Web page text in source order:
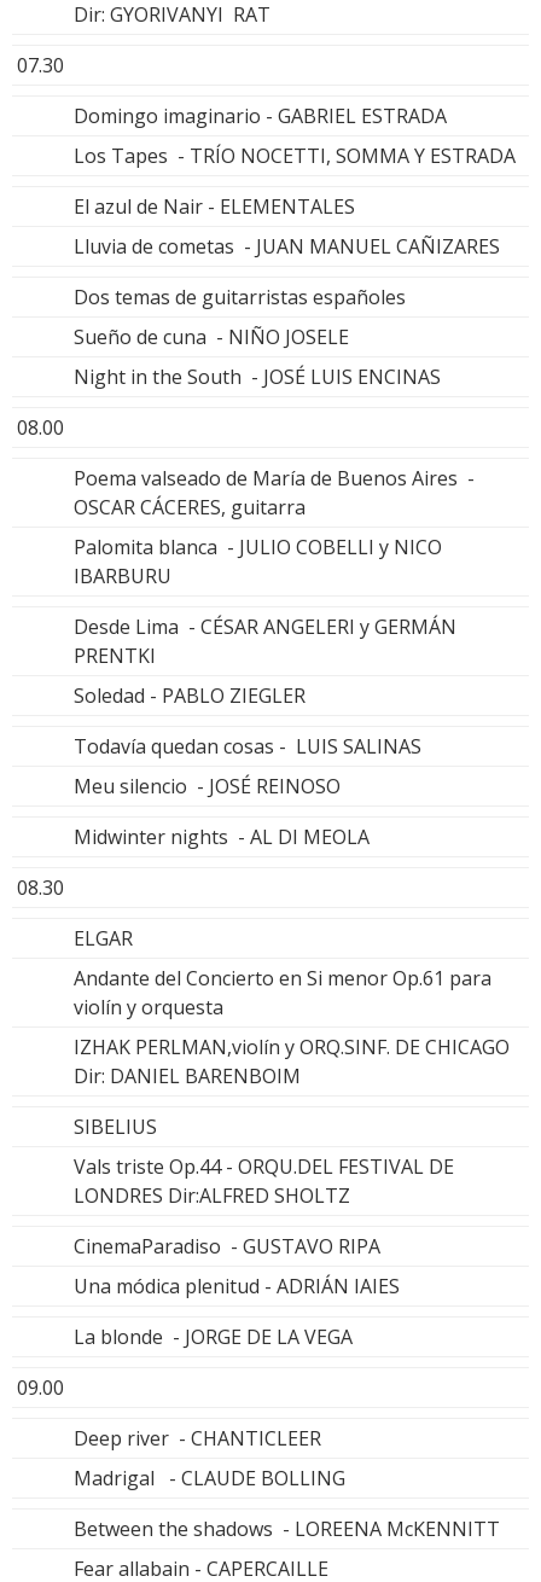
Dir: GYORIVANYI RAT
07.30
Domingo imaginario - GABRIEL ESTRADA
Los Tapes - TRÍO NOCETTI, SOMMA Y ESTRADA
El azul de Nair - ELEMENTALES
Lluvia de cometas - JUAN MANUEL CAÑIZARES
Dos temas de guitarristas españoles
Sueño de cuna - NIÑO JOSELE
Night in the South - JOSÉ LUIS ENCINAS
08.00
Poema valseado de María de Buenos Aires -
OSCAR CÁCERES, guitarra
Palomita blanca - JULIO COBELLI y NICO
IBARBURU
Desde Lima - CÉSAR ANGELERI y GERMÁN
PRENTKI
Soledad - PABLO ZIEGLER
Todavía quedan cosas - LUIS SALINAS
Meu silencio - JOSÉ REINOSO
Midwinter nights - AL DI MEOLA
08.30
ELGAR
Andante del Concierto en Si menor Op.61 para
violín y orquesta
IZHAK PERLMAN,violín y ORQ.SINF. DE CHICAGO
Dir: DANIEL BARENBOIM
SIBELIUS
Vals triste Op.44 - ORQU.DEL FESTIVAL DE
LONDRES Dir:ALFRED SHOLTZ
CinemaParadiso - GUSTAVO RIPA
Una módica plenitud - ADRIÁN IAIES
La blonde - JORGE DE LA VEGA
09.00
Deep river - CHANTICLEER
Madrigal - CLAUDE BOLLING
Between the shadows - LOREENA McKENNITT
Fear allabain - CAPERCAILLE